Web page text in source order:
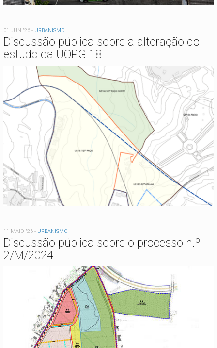
01 JUN '26 - URBANISMO
Discussão pública sobre a alteração do
estudo da UOPG 18
11 MAIO '26 - URBANISMO
Discussão pública sobre o processo n.º
2/M/2024